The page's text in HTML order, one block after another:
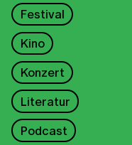
Festival
Kino
Konzert
Literatur
Podcast